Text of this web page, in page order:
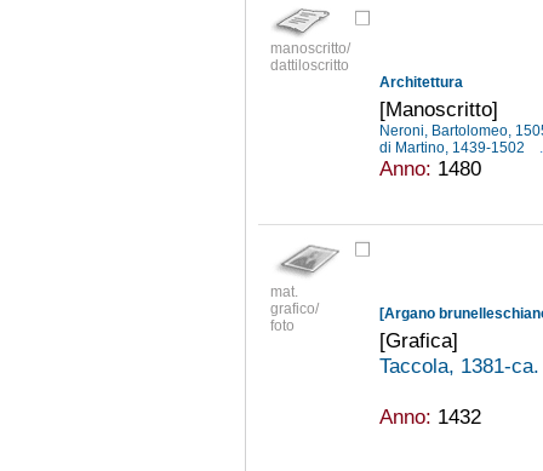
manoscritto/
dattiloscritto
Architettura
[Manoscritto]
Neroni, Bartolomeo,
di Martino, 1439-1502
Anno: 1480
mat.
grafico/
foto
[Argano
[Grafica]
Taccola, 1381-
Anno: 1432